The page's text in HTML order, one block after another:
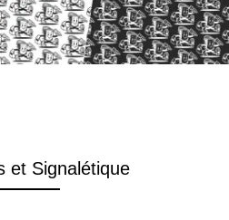
et Signalétique